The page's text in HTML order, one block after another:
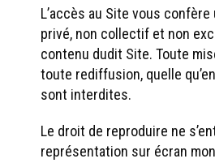
L’accès au Site vous confère
privé, non collectif et non
contenu dudit Site. Toute
toute rediffusion, quelle
sont interdites.
Le droit de reproduire ne
représentation sur écran